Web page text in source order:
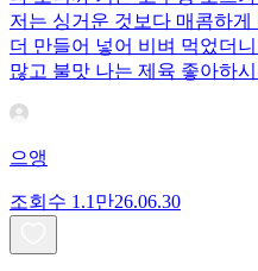
저는 싱거운 것보다 매콤하
더 만들어 넣어 비벼 먹었더
많고 불맛 나는 제육 좋아하
으앵
조회수 1.1만26.06.30